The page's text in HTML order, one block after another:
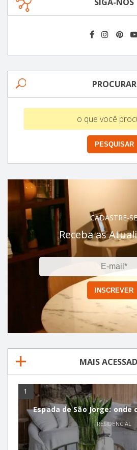
PROCURAR
CADASTRE-
Receba as
MAIS
1
Espada de São Jorge: onde
RESIDENCIAL